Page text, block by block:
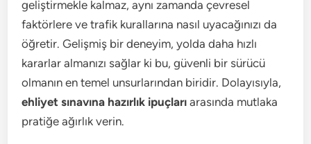
geliştirmekle kalmaz, aynı zamanda çevresel
faktörlere ve trafik kurallarına nasıl uyacağınızı da
öğretir. Gelişmiş bir deneyim, yolda daha hızlı
kararlar almanızı sağlar ki bu, güvenli bir sürücü
olmanın en temel unsurlarından biridir. Dolayısıyla,
ehliyet sınavına hazırlık ipuçları arasında mutlaka
pratiğe ağırlık verin.